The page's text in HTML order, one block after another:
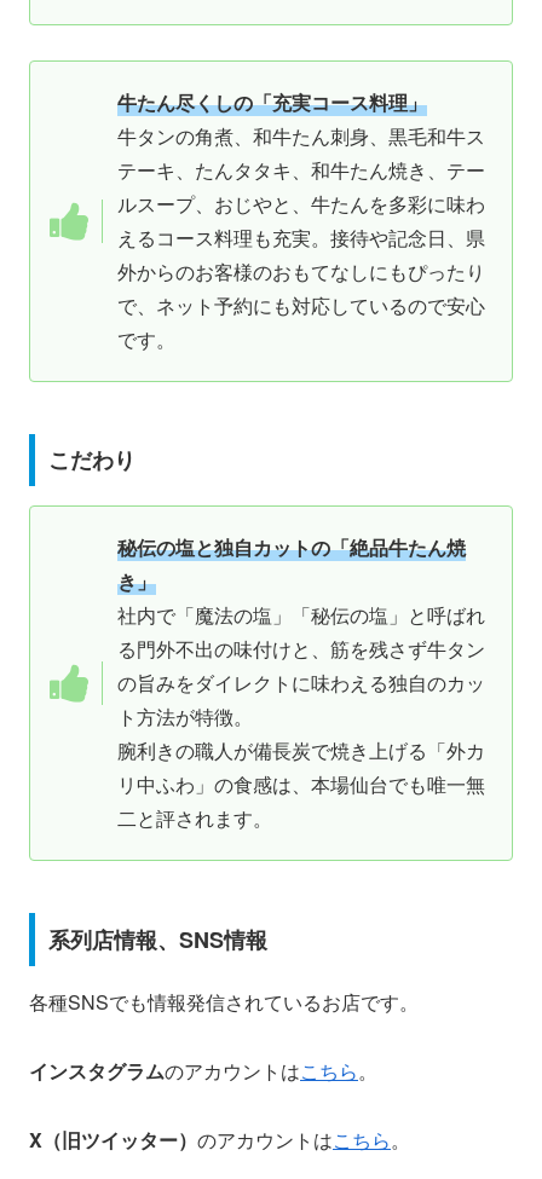
牛たん尽くしの「充実コース料理」
牛タンの角煮、和牛たん刺身、黒毛和牛ス
テーキ、たんタタキ、和牛たん焼き、テー
ルスープ、おじやと、牛たんを多彩に味わ
えるコース料理も充実。接待や記念日、県
外からのお客様のおもてなしにもぴったり
で、ネット予約にも対応しているので安心
です。
こだわり
秘伝の塩と独自カットの「絶品牛たん焼
き」
社内で「魔法の塩」「秘伝の塩」と呼ばれ
る門外不出の味付けと、筋を残さず牛タン
の旨みをダイレクトに味わえる独自のカッ
ト方法が特徴。
腕利きの職人が備長炭で焼き上げる「外カ
リ中ふわ」の食感は、本場仙台でも唯一無
二と評されます。
系列店情報、SNS情報
各種SNSでも情報発信されているお店です。
インスタグラムのアカウントはこちら。
X（旧ツイッター） のアカウントはこちら。